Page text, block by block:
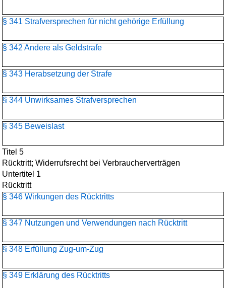
§ 341 Strafversprechen für nicht gehörige Erfüllung
§ 342 Andere als Geldstrafe
§ 343 Herabsetzung der Strafe
§ 344 Unwirksames Strafversprechen
§ 345 Beweislast
Titel 5
Rücktritt; Widerrufsrecht bei Verbraucherverträgen
Untertitel 1
Rücktritt
§ 346 Wirkungen des Rücktritts
§ 347 Nutzungen und Verwendungen nach Rücktritt
§ 348 Erfüllung Zug-um-Zug
§ 349 Erklärung des Rücktritts